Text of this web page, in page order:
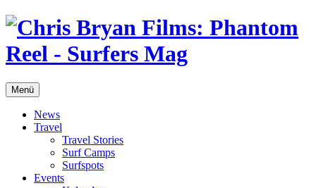
Menü
News
Travel
Travel Stories
Surf Camps
Surfspots
Events